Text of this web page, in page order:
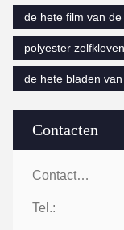
Contacten
Contacten:
Tel.:
de hete film van
polyester
de hete bladen